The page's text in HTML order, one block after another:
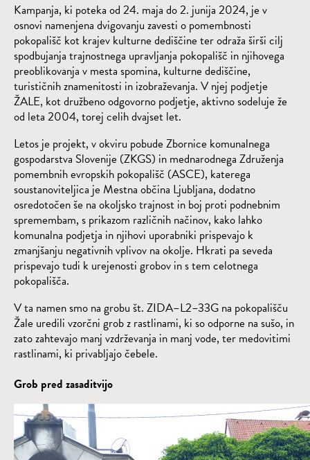
Kampanja, ki poteka od 24. maja do 2. junija 2024, je v
osnovi namenjena dvigovanju zavesti o pomembnosti
pokopališč kot krajev kulturne dediščine ter odraža širši cilj
spodbujanja trajnostnega upravljanja pokopališč in njihovega
preoblikovanja v mesta spomina, kulturne dediščine,
turističnih znamenitosti in izobraževanja. V njej podjetje
ŽALE, kot družbeno odgovorno podjetje, aktivno sodeluje že
od leta 2004, torej celih dvajset let.
Letos je projekt, v okviru pobude Zbornice komunalnega
gospodarstva Slovenije (ZKGS) in mednarodnega Združenja
pomembnih evropskih pokopališč (ASCE), katerega
soustanoviteljica je Mestna občina Ljubljana, dodatno
osredotočen še na okoljsko trajnost in boj proti podnebnim
spremembam, s prikazom različnih načinov, kako lahko
komunalna podjetja in njihovi uporabniki prispevajo k
zmanjšanju negativnih vplivov na okolje. Hkrati pa seveda
prispevajo tudi k urejenosti grobov in s tem celotnega
pokopališča.
V ta namen smo na grobu št. ZIDA–L2–33G na pokopališču
Žale uredili vzorčni grob z rastlinami, ki so odporne na sušo, in
zato zahtevajo manj vzdrževanja in manj vode, ter medovitimi
rastlinami, ki privabljajo čebele.
Grob pred zasaditvijo